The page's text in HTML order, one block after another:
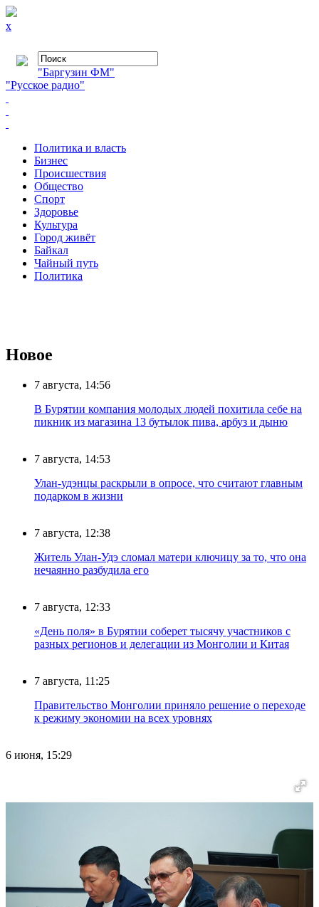
x
"Баргузин ФМ"
"Русское радио"
Политика и власть
Бизнес
Происшествия
Общество
Cпорт
Здоровье
Культура
Город живёт
Байкал
Чайный путь
Политика
Новое
7 августа, 14:56
В Бурятии компания молодых людей похитила себе на
пикник из магазина 13 бутылок пива, арбуз и дыню
7 августа, 14:53
Улан-удэнцы раскрыли в опросе, что считают главным
подарком в жизни
7 августа, 12:38
Житель Улан-Удэ сломал матери ключицу за то, что она
нечаянно разбудила его
7 августа, 12:33
«День поля» в Бурятии соберет тысячу участников с
разных регионов и делегации из Монголии и Китая
7 августа, 11:25
Правительство Монголии приняло решение о переходе
к режиму экономии на всех уровнях
6 июня, 15:29